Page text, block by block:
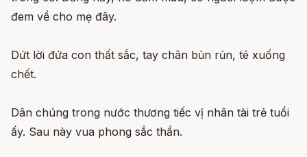
đem về cho mẹ đây.
Dứt lời đứa con thất sắc, tay chân bủn rủn, té xuống
chết.
Dân chúng trong nước thương tiếc vị nhân tài trẻ tuổi
ấy. Sau này vua phong sắc thần.